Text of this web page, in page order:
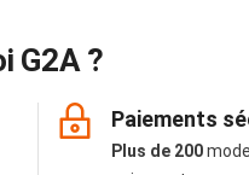
G2A ?
Paiements
Plus de 200